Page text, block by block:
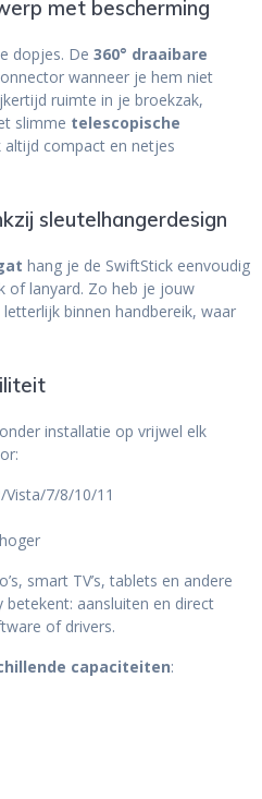
met bescherming
dopjes. De 360° draaibare
wanneer je hem niet
ruimte in je broekzak,
slimme telescopische
altijd compact en netjes
sleutelhangerdesign
hang je de SwiftStick eenvoudig
of lanyard. Zo heb je jouw
binnen handbereik, waar
installatie op vrijwel elk
Vista/7/8/10/11
smart TV’s, tablets en andere
betekent: aansluiten en direct
of drivers.
capaciteiten: